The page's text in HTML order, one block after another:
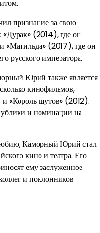
признание за свою
«Дурак» (2014), где он
«Матильда» (2017), где он
русского императора.
Юрий также является
кинофильмов,
«Король шутов» (2012).
и номинации на
Каморный Юрий стал
кино и театра. Его
ему заслуженное
и поклонников